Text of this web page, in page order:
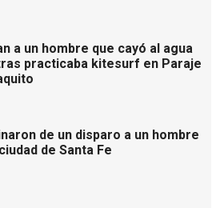
a un hombre que cayó al agua
practicaba kitesurf en Paraje
de un disparo a un hombre
de Santa Fe